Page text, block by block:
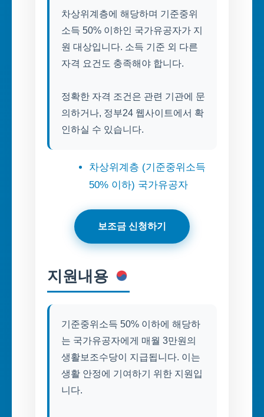
차상위계층에 해당하며 기준중위
소득 50% 이하인 국가유공자가 지
원 대상입니다. 소득 기준 외 다른
자격 요건도 충족해야 합니다.
정확한 자격 조건은 관련 기관에 문
의하거나, 정부24 웹사이트에서 확
인하실 수 있습니다.
차상위계층 (기준중위소득
50% 이하) 국가유공자
보조금 신청하기
지원내용
기준중위소득 50% 이하에 해당하
는 국가유공자에게 매월 3만원의
생활보조수당이 지급됩니다. 이는
생활 안정에 기여하기 위한 지원입
니다.